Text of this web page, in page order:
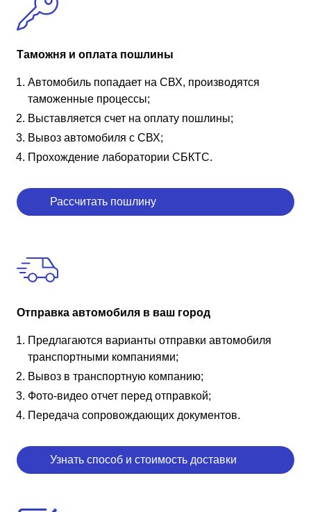
Таможня и оплата пошлины
Автомобиль попадает на СВХ, производятся
таможенные процессы;
Выставляется счет на оплату пошлины;
Вывоз автомобиля с СВХ;
Прохождение лаборатории СБКТС.
Рассчитать пошлину
Отправка автомобиля в ваш город
Предлагаются варианты отправки автомобиля
транспортными компаниями;
Вывоз в транспортную компанию;
Фото-видео отчет перед отправкой;
Передача сопровождающих документов.
Узнать способ и стоимость доставки